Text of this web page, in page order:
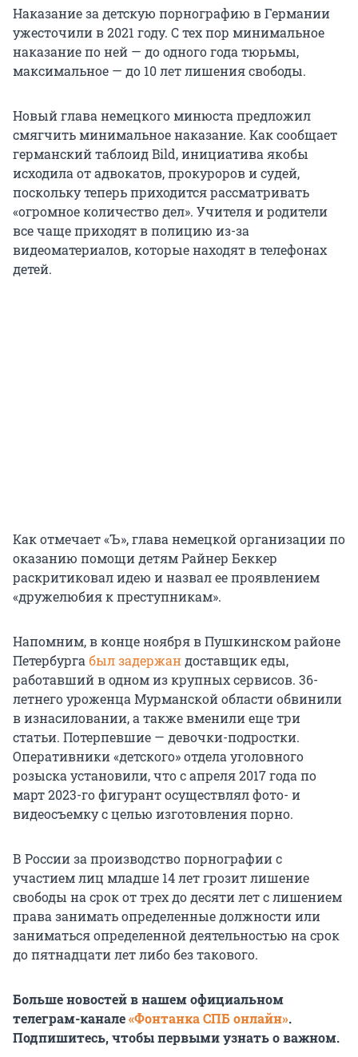
Наказание за детскую порнографию в Германии
ужесточили в 2021 году. С тех пор минимальное
наказание по ней — до одного года тюрьмы,
максимальное — до 10 лет лишения свободы.
Новый глава немецкого минюста предложил
смягчить минимальное наказание. Как сообщает
германский таблоид Bild, инициатива якобы
исходила от адвокатов, прокуроров и судей,
поскольку теперь приходится рассматривать
«огромное количество дел». Учителя и родители
все чаще приходят в полицию из-за
видеоматериалов, которые находят в телефонах
детей.
Как отмечает «Ъ», глава немецкой организации по
оказанию помощи детям Райнер Беккер
раскритиковал идею и назвал ее проявлением
«дружелюбия к преступникам».
Напомним, в конце ноября в Пушкинском районе
Петербурга был задержандоставщик еды,
работавший в одном из крупных сервисов. 36-
летнего уроженца Мурманской области обвинили
в изнасиловании, а также вменили еще три
статьи. Потерпевшие — девочки-подростки.
Оперативники «детского» отдела уголовного
розыска установили, что с апреля 2017 года по
март 2023-го фигурант осуществлял фото- и
видеосъемку с целью изготовления порно.
В России за производство порнографии с
участием лиц младше 14 лет грозит лишение
свободы на срок от трех до десяти лет с лишением
права занимать определенные должности или
заниматься определенной деятельностью на срок
до пятнадцати лет либо без такового.
Больше новостей в нашем официальном
телеграм-канале«Фонтанка СПБ онлайн».
Подпишитесь, чтобы первыми узнать о важном.